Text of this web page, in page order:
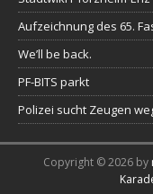
Aufzeichnung des 65.
We’ll be back.
PF-BITS parkt
Polizei sucht Zeugen
Copyright © 2026 by